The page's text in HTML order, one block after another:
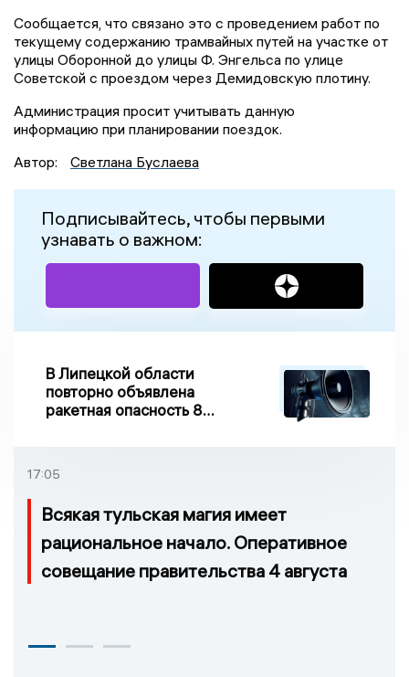
Сообщается, что связано это с проведением работ по
текущему содержанию трамвайных путей на участке от
улицы Оборонной до улицы Ф. Энгельса по улице
Советской с проездом через Демидовскую плотину.
Администрация просит учитывать данную
информацию при планировании поездок.
Автор:
Светлана Буслаева
Подписывайтесь, чтобы первыми
узнавать о важном:
В Липецкой области
повторно объявлена
ракетная опасность 8
17:05
Всякая тульская магия имеет
рациональное начало. Оперативное
совещание правительства 4 августа